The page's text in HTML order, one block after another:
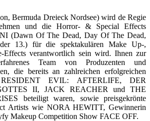
Bermuda Dreieck Nordsee) wird de Regie
und die Horror- & Special Effects
(Dawn Of The Dead, Day Of The Dead,
13.) für die spektakulären Make Up-,
Effects verantwortlich sein wird. Ihnen zur
Team von Produzenten und
die bereits an zahlreichen erfolgreichen
EVIL: AFTERLIFE, DER
II, JACK REACHER und THE
beteiligt waren, sowie preisgekrönte
Artists wie NORA HEWITT, Gewinnerin
Makeup Competition Show FACE OFF.